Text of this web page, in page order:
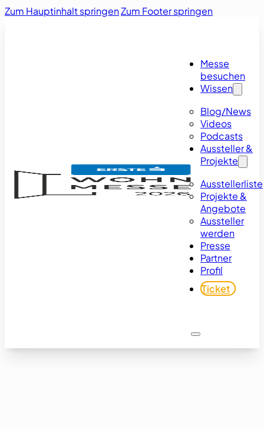
Zum Hauptinhalt springenZum Footer springen
Messe
besuchen
Wissen
Blog/News
Videos
Podcasts
Aussteller &
Projekte
Ausstellerliste
Projekte &
Angebote
Aussteller
werden
Presse
Partner
Profil
Ticket